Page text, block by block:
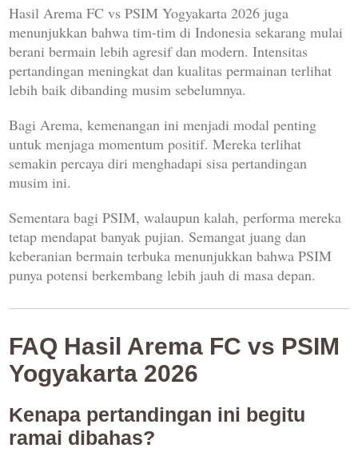
Hasil Arema FC vs PSIM Yogyakarta 2026 juga
menunjukkan bahwa tim-tim di Indonesia sekarang mulai
berani bermain lebih agresif dan modern. Intensitas
pertandingan meningkat dan kualitas permainan terlihat
lebih baik dibanding musim sebelumnya.
Bagi Arema, kemenangan ini menjadi modal penting
untuk menjaga momentum positif. Mereka terlihat
semakin percaya diri menghadapi sisa pertandingan
musim ini.
Sementara bagi PSIM, walaupun kalah, performa mereka
tetap mendapat banyak pujian. Semangat juang dan
keberanian bermain terbuka menunjukkan bahwa PSIM
punya potensi berkembang lebih jauh di masa depan.
FAQ Hasil Arema FC vs PSIM
Yogyakarta 2026
Kenapa pertandingan ini begitu
ramai dibahas?